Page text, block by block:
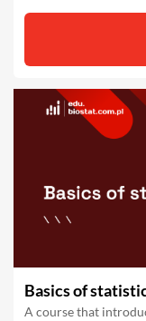
Basics of
A course that